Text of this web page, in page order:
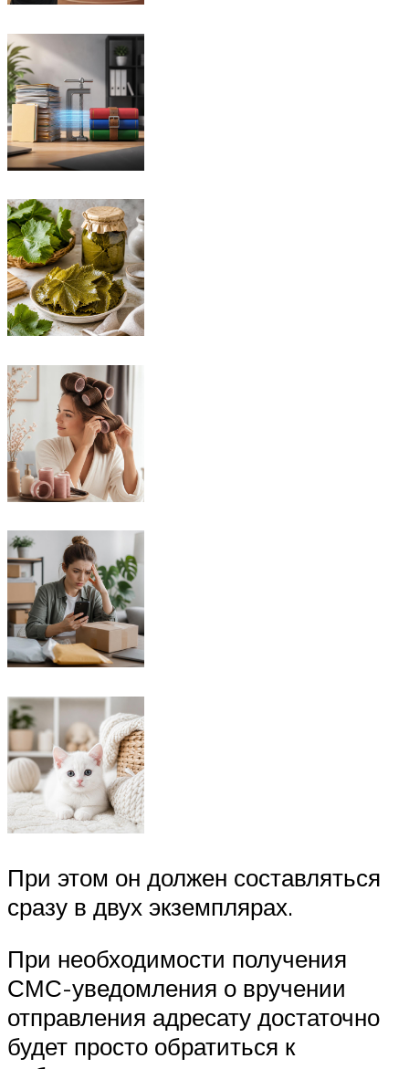
При этом он должен составляться
сразу в двух экземплярах.
При необходимости получения
СМС-уведомления о вручении
отправления адресату достаточно
будет просто обратиться к